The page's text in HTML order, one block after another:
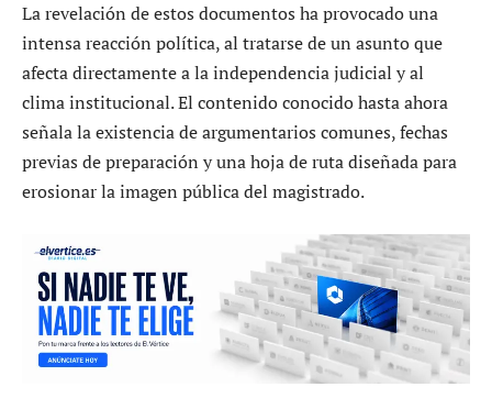
La revelación de estos documentos ha provocado una
intensa reacción política, al tratarse de un asunto que
afecta directamente a la independencia judicial y al
clima institucional. El contenido conocido hasta ahora
señala la existencia de argumentarios comunes, fechas
previas de preparación y una hoja de ruta diseñada para
erosionar la imagen pública del magistrado.